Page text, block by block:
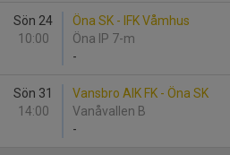
Sön 24
10:00
Öna SK - IFK Våmhus
Öna IP 7-m
-
Sön 31
14:00
Vansbro AIK FK - Öna SK
Vanåvallen B
-